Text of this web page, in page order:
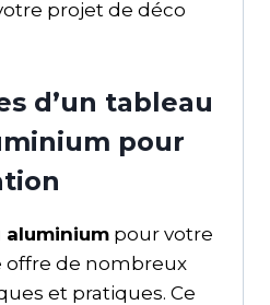
projet de déco
d’un tableau
pour
aluminium pour votre
offre de nombreux
et pratiques. Ce